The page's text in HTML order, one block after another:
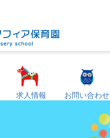
求人情報 お問い合わせ